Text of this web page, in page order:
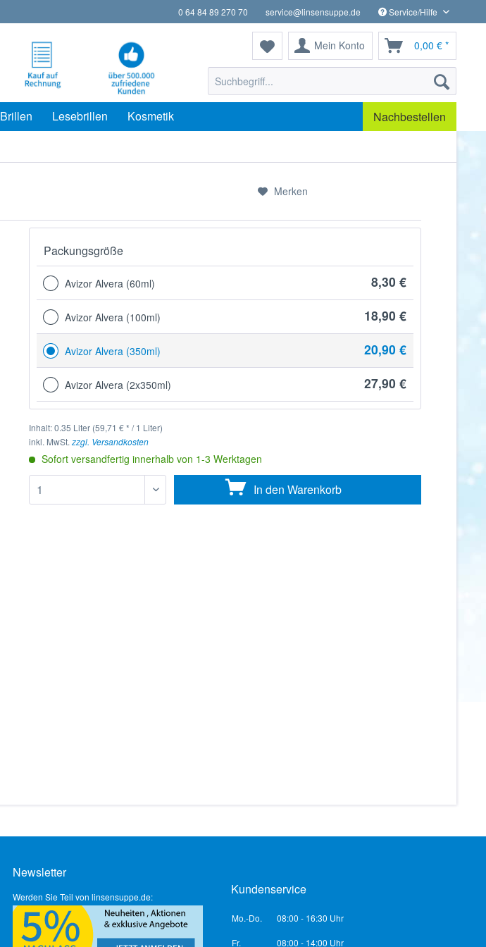
0 64 84 89 270 70 service@linsensuppe.de Service/Hilfe
Mein Konto 0,00 € *
Brillen Lesebrillen Kosmetik Nachbestellen
Merken
Packungsgröße
Avizor Alvera (60ml) 8,30 €
Avizor Alvera (100ml) 18,90 €
Avizor Alvera (350ml) 20,90 €
Avizor Alvera (2x350ml) 27,90 €
Inhalt:0.35 Liter (59,71 € * / 1 Liter)
inkl. MwSt.zzgl. Versandkosten
Sofort versandfertig innerhalb von 1-3 Werktagen
In den Warenkorb
Newsletter
Werden Sie Teil von linsensuppe.de: Kundenservice
Mo.-Do. 08:00 - 16:30 Uhr
Fr. 08:00 - 14:00 Uhr